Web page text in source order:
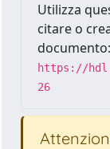
Utilizza
citare o
documento:
https://
26